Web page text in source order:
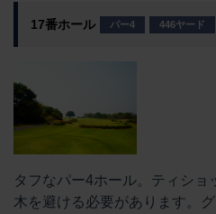
17番ホール パー4 446ヤード
タフなパー4ホール。ティショ
木を避ける必要があります。